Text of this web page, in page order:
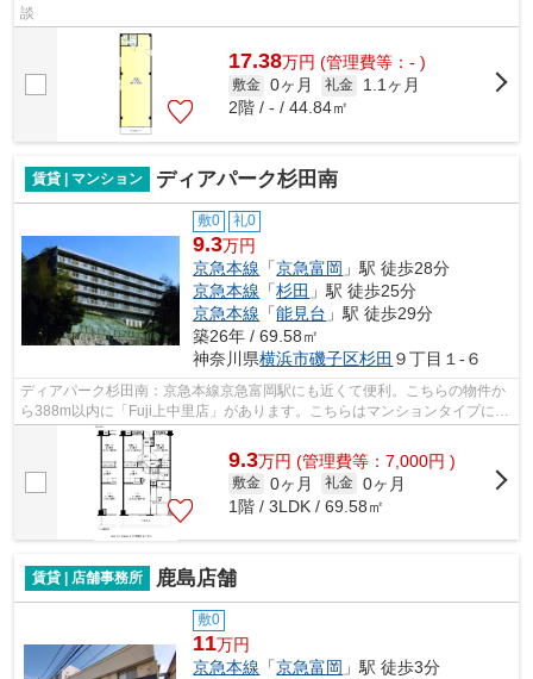
談
17.38万円 (管理費等：- )
敷金 0ヶ月 礼金
1.1ヶ月
2階 / - / 44.84㎡
賃貸 | マンション ディアパーク杉田南
敷0 礼0
9.3万円
京急本線 「京急富岡 」駅 徒歩28分
京急本線 「杉田 」駅 徒歩25分
京急本線 「能見台 」駅 徒歩29分
築26年 / 69.58㎡
神奈川県横浜市磯子区杉田 ９丁目１-６
ディアパーク杉田南：京急本線京急富岡駅にも近くて便利。こちらの物件か
ら388m以内に「Fuji上中里店」があります。こちらはマンションタイプにな
ります。2駅利用できる場所にあり、行...
9.3万円 (管理費等：7,000円 )
敷金 0ヶ月 礼金 0ヶ月
1階 / 3LDK / 69.58㎡
賃貸 | 店舗事務所 鹿島店舗
敷0
11万円
京急本線 「京急富岡 」駅 徒歩3分